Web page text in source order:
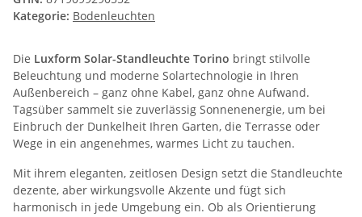
Kategorie: Bodenleuchten
Die Luxform Solar-Standleuchte Torino bringt stilvolle
Beleuchtung und moderne Solartechnologie in Ihren
Außenbereich – ganz ohne Kabel, ganz ohne Aufwand.
Tagsüber sammelt sie zuverlässig Sonnenenergie, um bei
Einbruch der Dunkelheit Ihren Garten, die Terrasse oder
Wege in ein angenehmes, warmes Licht zu tauchen.
Mit ihrem eleganten, zeitlosen Design setzt die Standleuchte
dezente, aber wirkungsvolle Akzente und fügt sich
harmonisch in jede Umgebung ein. Ob als Orientierung